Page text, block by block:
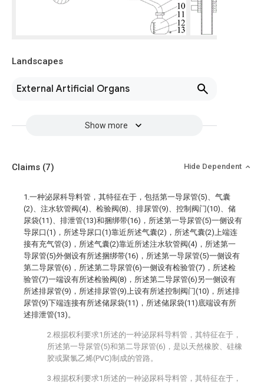
Landscapes
External Artificial Organs
Show more
Claims (7) Hide Dependent
1.一种泌尿科导料管，其特征在于，包括第一导尿管(5)、气囊
(2)、注水软管阀(4)、检验阀(8)、排尿管(9)、控制阀门(10)、储
尿袋(11)、排泄管(13)和捆绑带(16)，所述第一导尿管(5)一侧设有
导尿口(1)，所述导尿口(1)靠近所述气囊(2)，所述气囊(2)上端连
接有充气管(3)，所述气囊(2)靠近所述注水软管阀(4)，所述第一
导尿管(5)外侧设有所述捆绑带(16)，所述第一导尿管(5)一侧设有
第二导尿管(6)，所述第二导尿管(6)一侧设有检验管(7)，所述检
验管(7)一端设有所述检验阀(8)，所述第二导尿管(6)另一侧设有
所述排尿管(9)，所述排尿管(9)上设有所述控制阀门(10)，所述排
尿管(9)下端连接有所述储尿袋(11)，所述储尿袋(11)底端设有所
述排泄管(13)。
2.根据权利要求1所述的一种泌尿科导料管，其特征在于，
所述第一导尿管(5)和第二导尿管(6)，是以天然橡胶、硅橡
胶或聚氯乙烯(PVC)制成的管路。
3.根据权利要求1所述的一种泌尿科导料管，其特征在于，